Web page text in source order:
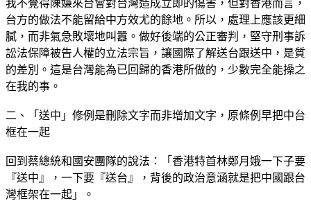
我不覺得陳嫌來台會對台灣造成立即的傷害，但對香港而言，
台方的做法不能留給中方效尤的餘地。所以，處理上應該更細
膩，而非氣急敗壞地叫囂。做好後端的公正審判，堅守刑事訴
訟法保障被告人權的立法宗旨，讓國際了解送台跟送中，是質
的差別。這是台灣能為已回歸的香港所做的，少數完全能操之
在我的事。
二、「送中」修例是刪除文字而非增加文字，原條例早把中台
框在一起
回到蔡總統和國安團隊的說法：「香港特首林鄭月娥一下子要
『送中』，一下要『送台』，背後的政治意涵就是把中國跟台
灣框架在一起」。